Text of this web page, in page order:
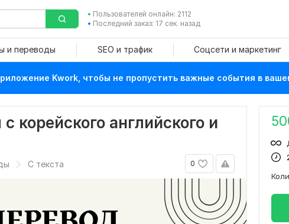
Пользователей онлайн: 2112
Последний заказ: 17 сек. назад
и переводы SEO и трафик Соцсети и маркетинг
Kwork, чтобы не пропустить важные события в
корейского английского и
0
С текста